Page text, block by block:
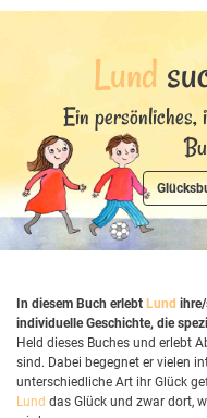
Lund
Ein persönliches,
In diesem Buch erlebt Lund
individuelle Geschichte, die
Held dieses Buches und erlebt
sind. Dabei begegnet er vielen
unterschiedliche Art ihr Glück
Lund das Glück und zwar dort,